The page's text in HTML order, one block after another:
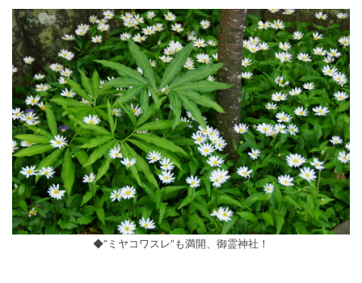
◆”ミヤコワスレ”も満開、御霊神社！